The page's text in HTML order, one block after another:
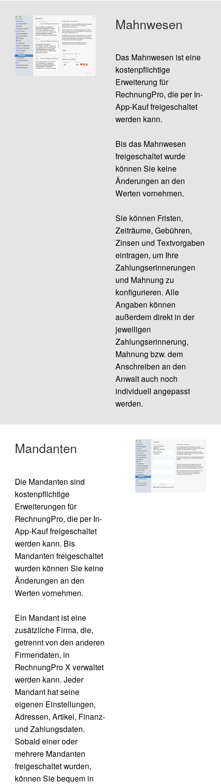
Mahnwesen
Das Mahnwesen ist eine
kostenpflichtige
Erweiterung für
RechnungPro, die per In-
App-Kauf freigeschaltet
werden kann.
Bis das Mahnwesen
freigeschaltet wurde
können Sie keine
Änderungen an den
Werten vornehmen.
Sie können Fristen,
Zeiträume, Gebühren,
Zinsen und Textvorgaben
eintragen, um Ihre
Zahlungserinnerungen
und Mahnung zu
konfigurieren. Alle
Angaben können
außerdem direkt in der
jeweiligen
Zahlungserinnerung,
Mahnung bzw. dem
Anschreiben an den
Anwalt auch noch
individuell angepasst
werden.
Mandanten
Die Mandanten sind
kostenpflichtige
Erweiterungen für
RechnungPro, die per In-
App-Kauf freigeschaltet
werden kann. Bis
Mandanten freigeschaltet
wurden können Sie keine
Änderungen an den
Werten vornehmen.
Ein Mandant ist eine
zusätzliche Firma, die,
getrennt von den anderen
Firmendaten, in
RechnungPro X verwaltet
werden kann. Jeder
Mandant hat seine
eigenen Einstellungen,
Adressen, Artikel, Finanz-
und Zahlungsdaten.
Sobald einer oder
mehrere Mandanten
freigeschaltet wurden,
können Sie bequem in